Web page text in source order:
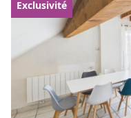
Exclusivité